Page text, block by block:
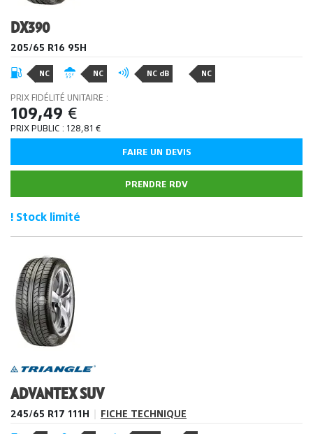
DX390
205/65 R16 95H
NC NC NC dB NC
PRIX FIDÉLITÉ UNITAIRE :
109,49 €
PRIX PUBLIC : 128,81 €
FAIRE UN DEVIS
PRENDRE RDV
! Stock limité
ADVANTEX SUV
245/65 R17 111H FICHE TECHNIQUE